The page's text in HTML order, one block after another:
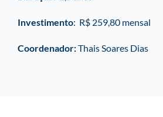
Investimento: R$ 259,80 mensal
Coordenador:Thais Soares Dias